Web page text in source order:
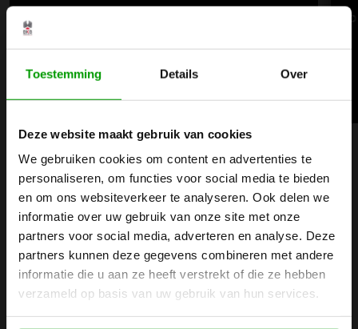
Toestemming Details Over
Deze website maakt gebruik van cookies
We gebruiken cookies om content en advertenties te
personaliseren, om functies voor social media te bieden
en om ons websiteverkeer te analyseren. Ook delen we
informatie over uw gebruik van onze site met onze
partners voor social media, adverteren en analyse. Deze
partners kunnen deze gegevens combineren met andere
informatie die u aan ze heeft verstrekt of die ze hebben
verzameld op basis van uw gebruik van hun services.
PA (Polyamid)
Weiterlesen
Alle Kunststoffe anzeigen Weiter